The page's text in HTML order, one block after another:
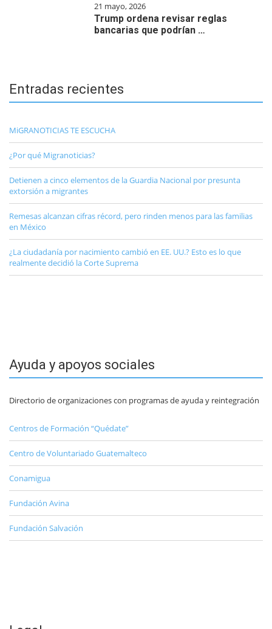
21 mayo, 2026
Trump ordena revisar reglas
bancarias que podrían …
Entradas recientes
MiGRANOTICIAS TE ESCUCHA
¿Por qué Migranoticias?
Detienen a cinco elementos de la Guardia Nacional por presunta
extorsión a migrantes
Remesas alcanzan cifras récord, pero rinden menos para las familias
en México
¿La ciudadanía por nacimiento cambió en EE. UU.? Esto es lo que
realmente decidió la Corte Suprema
Ayuda y apoyos sociales
Directorio de organizaciones con programas de ayuda y reintegración
Centros de Formación “Quédate”
Centro de Voluntariado Guatemalteco
Conamigua
Fundación Avina
Fundación Salvación